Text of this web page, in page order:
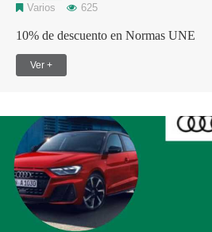
Varios 625
10% de descuento en Normas UNE
Ver +